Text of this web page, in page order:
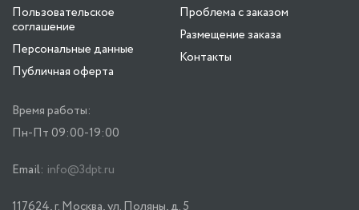
Пользовательское
соглашение
Персональные данные
Публичная оферта
Проблема с заказом
Размещение заказа
Контакты
Время работы:
Пн-Пт 09:00-19:00
Email: info@3dpt.ru